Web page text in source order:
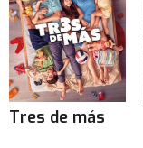
Tres de más